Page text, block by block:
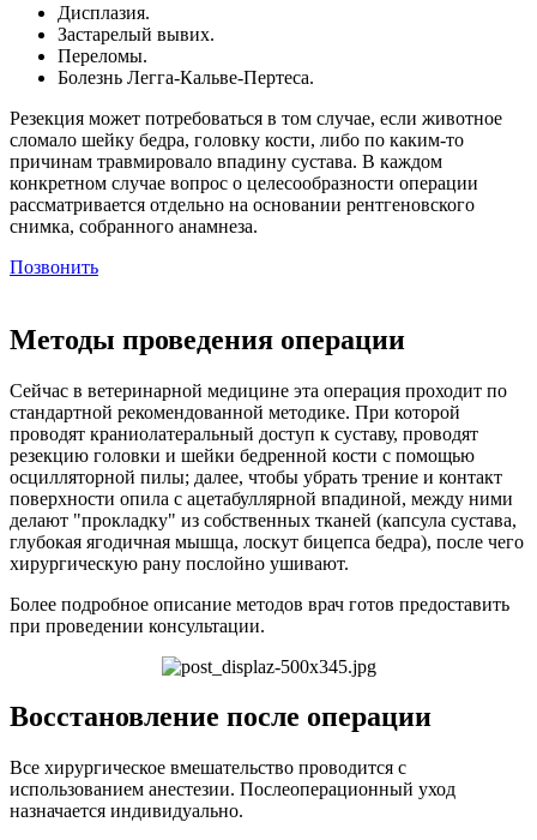
Дисплазия.
Застарелый вывих.
Переломы.
Болезнь Легга-Кальве-Пертеса.
Резекция может потребоваться в том случае, если животное
сломало шейку бедра, головку кости, либо по каким-то
причинам травмировало впадину сустава. В каждом
конкретном случае вопрос о целесообразности операции
рассматривается отдельно на основании рентгеновского
снимка, собранного анамнеза.
Позвонить
Методы проведения операции
Сейчас в ветеринарной медицине эта операция проходит по
стандартной рекомендованной методике. При которой
проводят краниолатеральный доступ к суставу, проводят
резекцию головки и шейки бедренной кости с помощью
осцилляторной пилы; далее, чтобы убрать трение и контакт
поверхности опила с ацетабуллярной впадиной, между ними
делают "прокладку" из собственных тканей (капсула сустава,
глубокая ягодичная мышца, лоскут бицепса бедра), после чего
хирургическую рану послойно ушивают.
Более подробное описание методов врач готов предоставить
при проведении консультации.
Восстановление после операции
Все хирургическое вмешательство проводится с
использованием анестезии. Послеоперационный уход
назначается индивидуально.